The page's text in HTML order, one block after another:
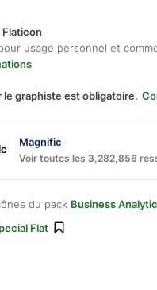
usage personnel et
le graphiste est obligatoire.
Magnific
Voir toutes les 3,282,856
du pack Business
Flat